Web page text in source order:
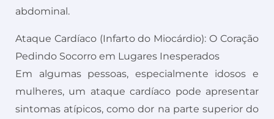
abdominal.
Ataque Cardíaco (Infarto do Miocárdio): O Coração
Pedindo Socorro em Lugares Inesperados
Em algumas pessoas, especialmente idosos e
mulheres, um ataque cardíaco pode apresentar
sintomas atípicos, como dor na parte superior do